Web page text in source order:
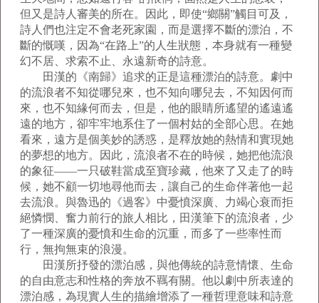
但又是詩人審美的所在。因此，即使“鄉關”觸目可及，
詩人們也注定不會老死家園，而是選擇不斷的漂泊，不
斷的慨嘆，因為“在路上”的人生狀態，本身就有一種變
幻不居、求索不止、永遠新奇的詩意。
田漢的《南歸》追求的正是這種漂泊的詩意。劇中
的流浪者不知從哪兒來，也不知向哪兒去，不知因何而
來，也不知緣何而去，但是，他的眼睛所遙望的遙遠遙
遠的地方，卻牢牢地系住了一個村姑的全部心思。在她
看來，遠方是個美妙的誘惑，是釋放她的熱情和實現她
的夢想的地方。因此，流浪者不在的時候，她把他流浪
的象征——一只破鞋當成至寶珍藏，他來了又走了的時
候，她不顧一切地尋他而去，讓自己的生命伴著他一起
去流浪。與魯迅的《過客》中憂憤深廣、力竭心衰而拒
絕憐憫、奮力前行的旅人相比，田漢筆下的流浪者，少
了一種深廣的憂憤和生命的沉重，而多了一些率性而
行，無拘無束的浪漫。
田漢所抒發的漂泊感，與他傳統的詩意情懷、生命
的自由意志和性格的奔放不羈有關。他以劇中所表達的
漂泊感，為現實人生的描繪增添了一種哲理意味和詩意